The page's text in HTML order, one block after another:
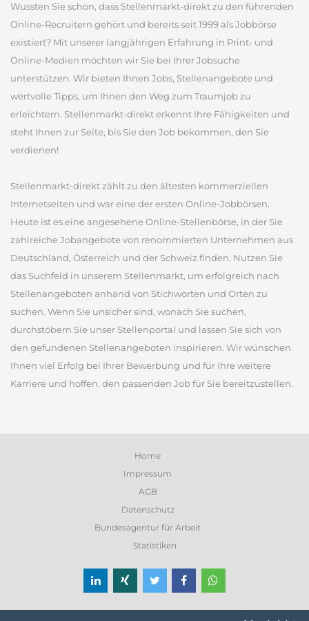
Wussten Sie schon, dass Stellenmarkt-direkt zu den führenden
Online-Recruitern gehört und bereits seit 1999 als Jobbörse
existiert? Mit unserer langjährigen Erfahrung in Print- und
Online-Medien möchten wir Sie bei Ihrer Jobsuche
unterstützen. Wir bieten Ihnen Jobs, Stellenangebote und
wertvolle Tipps, um Ihnen den Weg zum Traumjob zu
erleichtern. Stellenmarkt-direkt erkennt Ihre Fähigkeiten und
steht Ihnen zur Seite, bis Sie den Job bekommen, den Sie
verdienen!
Stellenmarkt-direkt zählt zu den ältesten kommerziellen
Internetseiten und war eine der ersten Online-Jobbörsen.
Heute ist es eine angesehene Online-Stellenbörse, in der Sie
zahlreiche Jobangebote von renommierten Unternehmen aus
Deutschland, Österreich und der Schweiz finden. Nutzen Sie
das Suchfeld in unserem Stellenmarkt, um erfolgreich nach
Stellenangeboten anhand von Stichworten und Orten zu
suchen. Wenn Sie unsicher sind, wonach Sie suchen,
durchstöbern Sie unser Stellenportal und lassen Sie sich von
den gefundenen Stellenangeboten inspirieren. Wir wünschen
Ihnen viel Erfolg bei Ihrer Bewerbung und für Ihre weitere
Karriere und hoffen, den passenden Job für Sie bereitzustellen.
Home
Impressum
AGB
Datenschutz
Bundesagentur für Arbeit
Statistiken